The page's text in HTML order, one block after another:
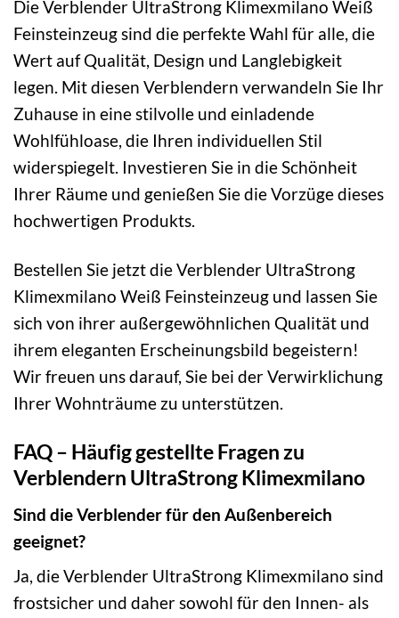
Die Verblender UltraStrong Klimexmilano Weiß
Feinsteinzeug sind die perfekte Wahl für alle, die
Wert auf Qualität, Design und Langlebigkeit
legen. Mit diesen Verblendern verwandeln Sie Ihr
Zuhause in eine stilvolle und einladende
Wohlfühloase, die Ihren individuellen Stil
widerspiegelt. Investieren Sie in die Schönheit
Ihrer Räume und genießen Sie die Vorzüge dieses
hochwertigen Produkts.
Bestellen Sie jetzt die Verblender UltraStrong
Klimexmilano Weiß Feinsteinzeug und lassen Sie
sich von ihrer außergewöhnlichen Qualität und
ihrem eleganten Erscheinungsbild begeistern!
Wir freuen uns darauf, Sie bei der Verwirklichung
Ihrer Wohnträume zu unterstützen.
FAQ – Häufig gestellte Fragen zu
Verblendern UltraStrong Klimexmilano
Sind die Verblender für den Außenbereich
geeignet?
Ja, die Verblender UltraStrong Klimexmilano sind
frostsicher und daher sowohl für den Innen- als